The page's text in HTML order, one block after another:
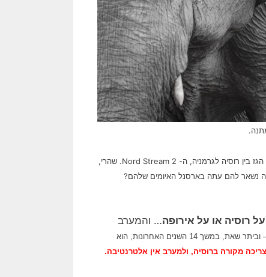
המערב גם בזבז את התחמושת שלו עם ההצהרה הגרמנית המוזרה על הקפאת ציור הגז בין רוסיה לגרמניה, ה- Nord Stream 2. שהרי,
נשאר להם עתה בארסנל האיומים שלהם?
… והמערב
הוא
ולמערב אין אלטרנטיבה.